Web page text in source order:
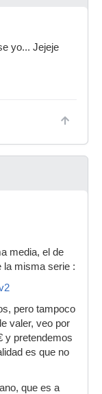
yo... Jejeje
media, el de
la misma serie :
pero tampoco
valer, veo por
y pretendemos
es que no
que es a